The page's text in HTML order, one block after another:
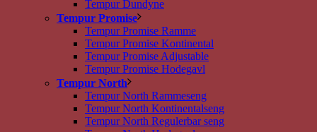
Tempur Dundyne
Tempur Promise
Tempur Promise Ramme
Tempur Promise Kontinental
Tempur Promise Adjustable
Tempur Promise Hodegavl
Tempur North
Tempur North Rammeseng
Tempur North Kontinentalseng
Tempur North Regulerbar seng